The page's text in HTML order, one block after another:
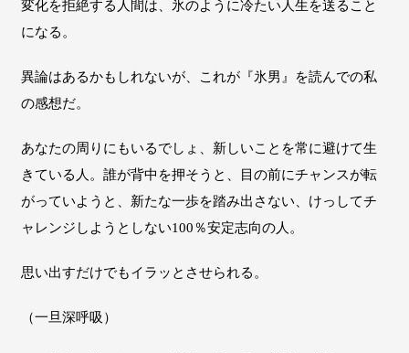
変化を拒絶する人間は、 氷のように冷たい人生を送ること
になる。
異論はあるかもしれないが、これが『氷男』を読んでの私
の感想だ。
あなたの周りにもいるでしょ、新しいことを常に避けて生
きている人。誰が背中を押そうと、目の前にチャンスが転
がっていようと、新たな一歩を踏み出さない、けっしてチ
ャレンジしようとしない100％安定志向の人。
思い出すだけでもイラッとさせられる。
（一旦深呼吸）